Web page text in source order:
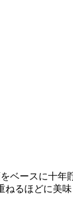
ベースに十
るほどに美味